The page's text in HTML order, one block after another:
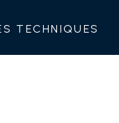
techniques